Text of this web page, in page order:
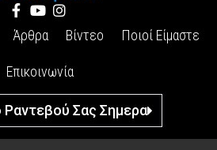
Άρθρα Βίντεο Ποιοί Είμαστε
Επικοινωνία
Ραντεβού Σας Σημερα